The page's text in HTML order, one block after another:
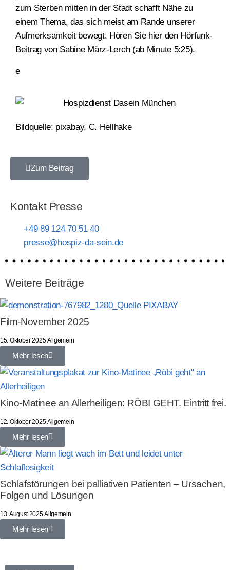
zum Sterben mitten in der Stadt schafft Nähe zu
einem Thema, das sich meist am Rande unserer
Aufmerksamkeit bewegt. Hören Sie hier den Hörfunk-
Beitrag von Sabine März-Lerch (ab Minute 5:25).
e
Bildquelle: pixabay, C. Hellhake
Zum Beitrag
Kontakt Presse
+49 89 124 70 51 40
presse@hospiz-da-sein.de
Weitere Beiträge
Film-November 2025
15. Oktober 2025Allgemein
Mehr lesen
Kino-Matinee an Allerheiligen: RÖBI GEHT. Eintritt frei.
12. Oktober 2025Allgemein
Mehr lesen
Schlafstörungen bei palliativen Patienten – Ursachen,
Folgen und Lösungen
13. August 2025Allgemein
Mehr lesen